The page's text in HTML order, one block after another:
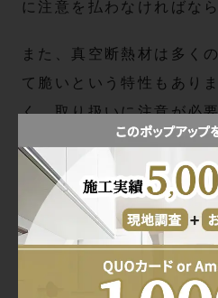
に注意を払わなければな
また、真空断熱材は多く
て脆いという特性もあり
く、取り扱いに注意が必
工や設置の際には慎重さ
した壊れやすさは、使用
によって大きな影響を及
する際には、この点も考